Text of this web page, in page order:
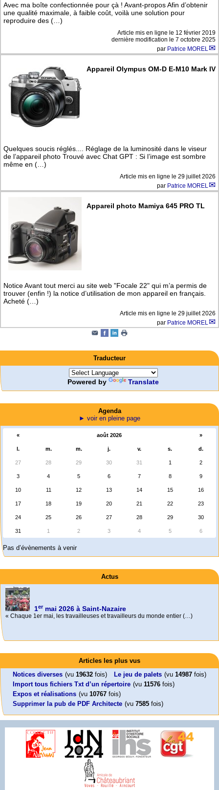
Avec ma boîte confectionnée pour çà ! Avant-propos Afin d’obtenir
une qualité maximale, à faible coût, voilà une solution pour
reproduire des (…)
Article mis en ligne le 12 février 2019
dernière modification le 7 octobre 2025
par Patrice MOREL
Appareil Olympus OM-D E-M10 Mark IV
Quelques soucis réglés.... Réglage de la luminosité dans le viseur
de l’appareil photo Trouvé avec Chat GPT : Si l’image est sombre
même en (…)
Article mis en ligne le 29 juillet 2026
par Patrice MOREL
Appareil photo Mamiya 645 PRO TL
Notice Avant tout merci au site web "Focale 22" qui m’a permis de
trouver (enfin !) la notice d’utilisation de mon appareil en français.
Acheté (…)
Article mis en ligne le 29 juillet 2026
par Patrice MOREL
Traducteur
Powered by Translate
Agenda
► voir en pleine page
« août 2026 »
l. m. m. j. v. s. d.
27 28 29 30 31 1 2
3 4 5 6 7 8 9
10 11 12 13 14 15 16
17 18 19 20 21 22 23
24 25 26 27 28 29 30
31 1 2 3 4 5 6
Pas d’évènements à venir
Actus
1 mai 2026 à Saint-Nazaire
« Chaque 1er mai, les travailleuses et travailleurs du monde entier (…)
Foutez-nous la paix !
Aujourd’hui, mercredi 18 mars 2026, le président de la République
Emmanuel (…)
Leonard Peltier libre !
Leonard Peltier, un Amérindien condamné deux fois à la prison à vie pour
un (…)
En Pays-de-la-Loire le couperet est tombé !
« La présidente Horizons de la région Pays de la Loire veut faire voter ce (…)
Mon CV... Cette perle indique une nouveauté, ou le dernier travail (…)
Articles les plus vus
Notices diverses (vu 19632 fois) Le jeu de palets (vu 14987 fois)
Import tous fichiers Txt d’un répertoire (vu 11576 fois)
Expos et réalisations (vu 10767 fois)
Supprimer la pub de PDF Architecte (vu 7585 fois)